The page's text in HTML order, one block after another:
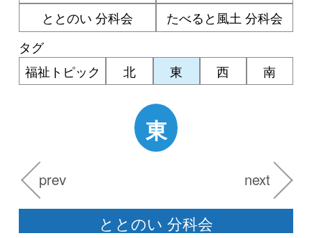
ととのい 分科会
たべると風土 分科会
タグ
福祉トピック
北 東 西 南
東
prev next
ととのい 分科会